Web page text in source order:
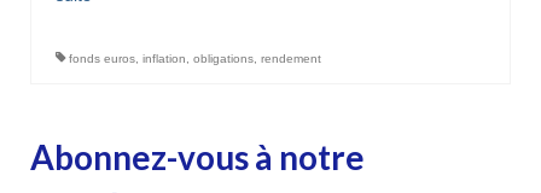
fonds euros inflation obligations rendement
Abonnez-vous à notre